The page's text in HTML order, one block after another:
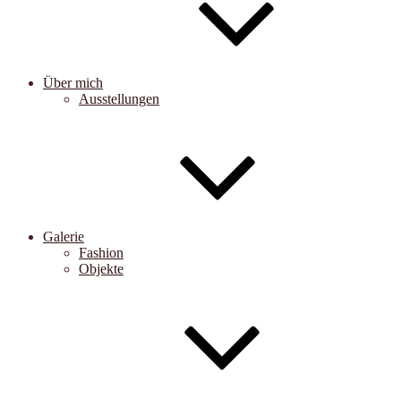
Über mich
Ausstellungen
Galerie
Fashion
Objekte